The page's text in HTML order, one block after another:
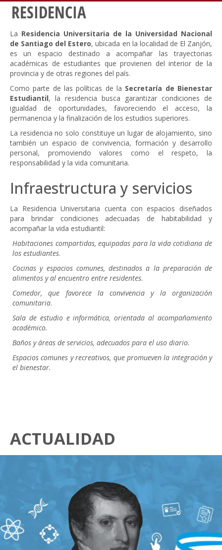
RESIDENCIA
La Residencia Universitaria de la Universidad Nacional
de Santiago del Estero, ubicada en la localidad de El Zanjón,
es un espacio destinado a acompañar las trayectorias
académicas de estudiantes que provienen del interior de la
provincia y de otras regiones del país.
Como parte de las políticas de la Secretaría de Bienestar
Estudiantil, la residencia busca garantizar condiciones de
igualdad de oportunidades, favoreciendo el acceso, la
permanencia y la finalización de los estudios superiores.
La residencia no solo constituye un lugar de alojamiento, sino
también un espacio de convivencia, formación y desarrollo
personal, promoviendo valores como el respeto, la
responsabilidad y la vida comunitaria.
Infraestructura y servicios
La Residencia Universitaria cuenta con espacios diseñados
para brindar condiciones adecuadas de habitabilidad y
acompañar la vida estudiantil:
Habitaciones compartidas, equipadas para la vida cotidiana de
los estudiantes.
Cocinas y espacios comunes, destinados a la preparación de
alimentos y al encuentro entre residentes.
Comedor, que favorece la convivencia y la organización
comunitaria.
Sala de estudio e informática, orientada al acompañamiento
académico.
Baños y áreas de servicios, adecuados para el uso diario.
Espacios comunes y recreativos, que promueven la integración y
el bienestar.
ACTUALIDAD